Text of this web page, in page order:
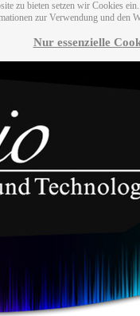
zu bieten setzen wir Cookies
zur Verwendung und den
Nur essenzielle